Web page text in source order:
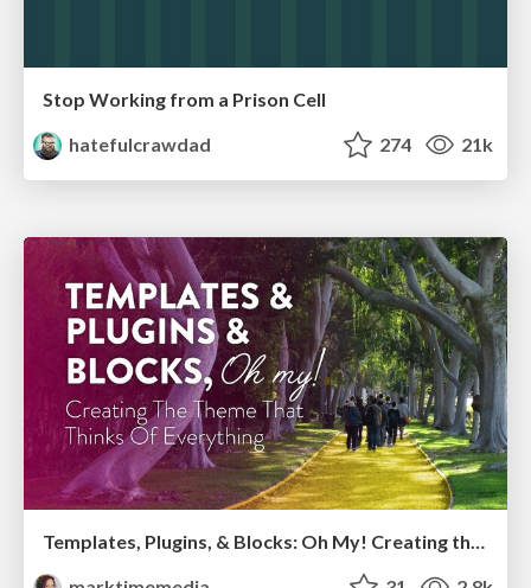
Stop Working from a Prison Cell
hatefulcrawdad
274 21k